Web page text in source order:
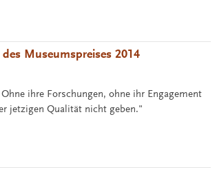
Museumspreises 2014
ihre Forschungen, ohne ihr Engagement
jetzigen Qualität nicht geben."